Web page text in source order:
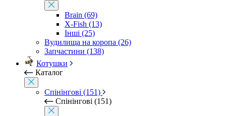
Brain (69)
X-Fish (13)
Інші (25)
Вудилища на коропа (26)
Запчастини (138)
Котушки
Каталог
Спінінгові (151)
Спінінгові (151)